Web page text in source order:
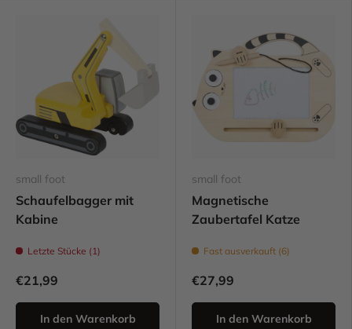
small foot
Schaufelbagger mit
Kabine
Letzte Stücke (1)
€21,99
In den Warenkorb
small foot
Magnetische
Zaubertafel Katze
Fast ausverkauft (6)
€27,99
In den Warenkorb